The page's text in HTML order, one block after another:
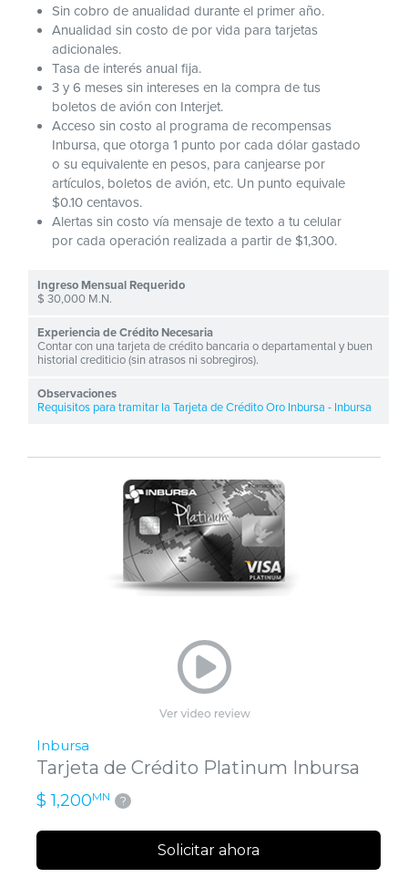
Sin cobro de anualidad durante el primer año.
Anualidad sin costo de por vida para tarjetas
adicionales.
Tasa de interés anual fija.
3 y 6 meses sin intereses en la compra de tus
boletos de avión con Interjet.
Acceso sin costo al programa de recompensas
Inbursa, que otorga 1 punto por cada dólar gastado
o su equivalente en pesos, para canjearse por
artículos, boletos de avión, etc. Un punto equivale
$0.10 centavos.
Alertas sin costo vía mensaje de texto a tu celular
por cada operación realizada a partir de $1,300.
$ 30,000 M.N.
Contar con una tarjeta de crédito bancaria o departamental y buen
historial crediticio (sin atrasos ni sobregiros).
Requisitos para tramitar la Tarjeta de Crédito Oro Inbursa - Inbursa
Inbursa
Tarjeta de Crédito Platinum Inbursa
$ 1,200MN ?
Solicitar ahora